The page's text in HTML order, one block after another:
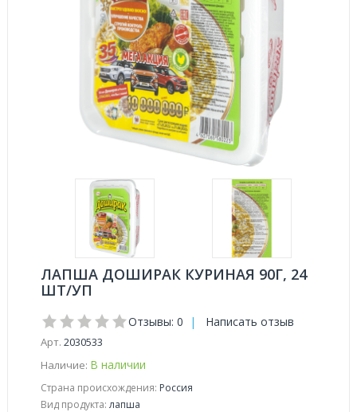
ЛАПША ДОШИРАК КУРИНАЯ 90Г, 24
ШТ/УП
Отзывы: 0 | Написать отзыв
Арт. 2030533
Наличие: В наличии
Страна происхождения: Россия
Вид продукта: лапша